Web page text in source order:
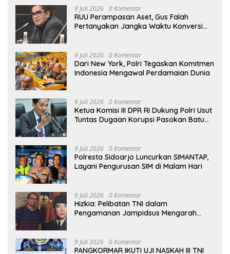
9 Juli 2026 0 Komentar
RUU Perampasan Aset, Gus Falah
Pertanyakan Jangka Waktu Konversi
9 Juli 2026 0 Komentar
Dari New York, Polri Tegaskan Komitmen
Indonesia Mengawal Perdamaian Dunia
9 Juli 2026 0 Komentar
Ketua Komisi III DPR RI Dukung Polri Usut
Tuntas Dugaan Korupsi Pasokan Batu
9 Juli 2026 0 Komentar
Polresta Sidoarjo Luncurkan SIMANTAP,
Layani Pengurusan SIM di Malam Hari
9 Juli 2026 0 Komentar
Hizkia: Pelibatan TNI dalam
Pengamanan Jampidsus Mengarah
9 Juli 2026 0 Komentar
PANGKORMAR IKUTI UJI NASKAH III TNI